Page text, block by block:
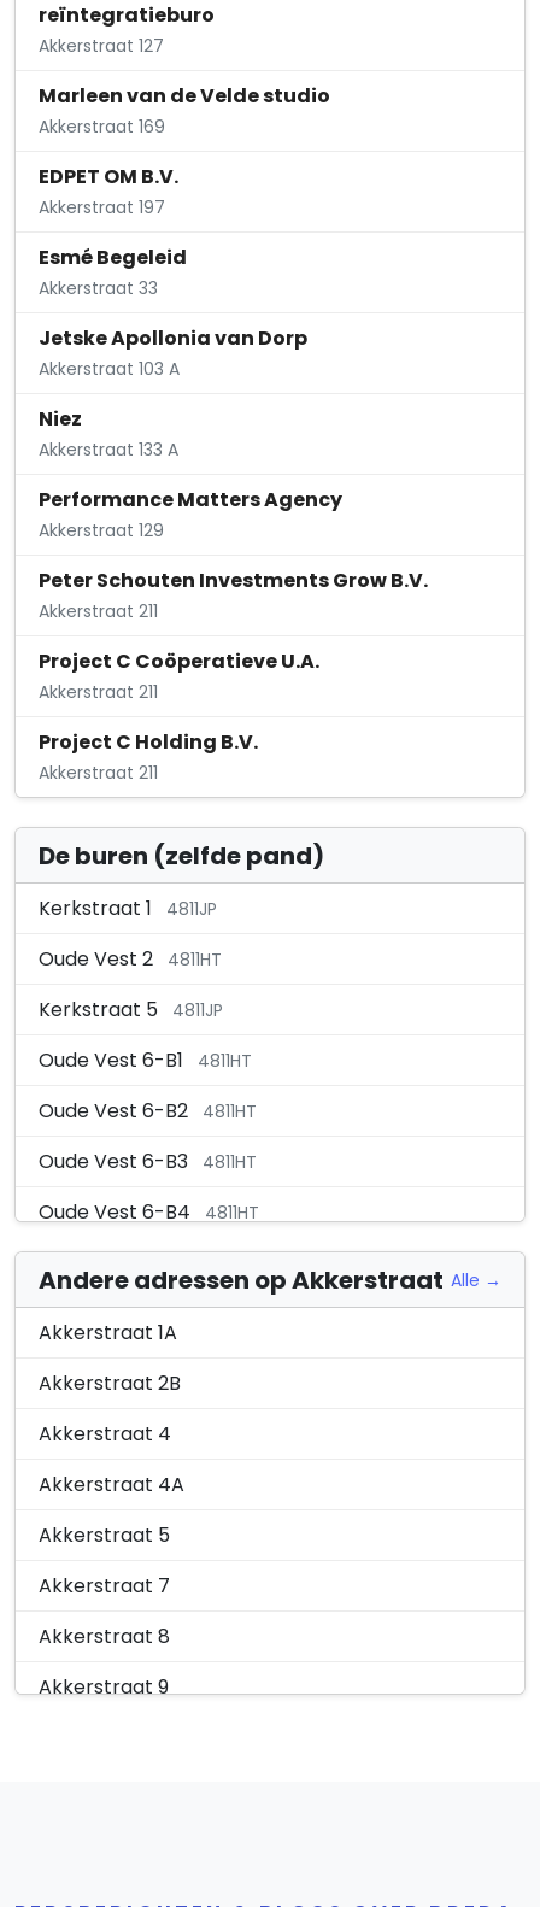
reïntegratieburo
Akkerstraat 127
Marleen van de Velde studio
Akkerstraat 169
EDPET OM B.V.
Akkerstraat 197
Esmé Begeleid
Akkerstraat 33
Jetske Apollonia van Dorp
Akkerstraat 103 A
Niez
Akkerstraat 133 A
Performance Matters Agency
Akkerstraat 129
Peter Schouten Investments Grow B.V.
Akkerstraat 211
Project C Coöperatieve U.A.
Akkerstraat 211
Project C Holding B.V.
Akkerstraat 211
De buren (zelfde pand)
Kerkstraat 1 4811JP
Oude Vest 2 4811HT
Kerkstraat 5 4811JP
Oude Vest 6-B1 4811HT
Oude Vest 6-B2 4811HT
Oude Vest 6-B3 4811HT
Oude Vest 6-B4 4811HT
Oude Vest 6-B6 4811HT
Andere adressen op Akkerstraat Alle →
Akkerstraat 1A
Akkerstraat 2B
Akkerstraat 4
Akkerstraat 4A
Akkerstraat 5
Akkerstraat 7
Akkerstraat 8
Akkerstraat 9